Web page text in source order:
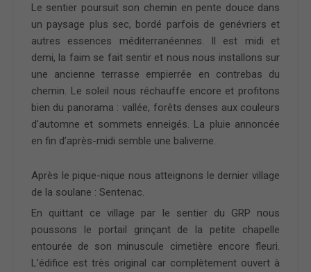
Le sentier poursuit son chemin en pente douce dans
un paysage plus sec, bordé parfois de genévriers et
autres essences méditerranéennes. Il est midi et
demi, la faim se fait sentir et nous nous installons sur
une ancienne terrasse empierrée en contrebas du
chemin. Le soleil nous réchauffe encore et profitons
bien du panorama : vallée, forêts denses aux couleurs
d’automne et sommets enneigés. La pluie annoncée
en fin d’après-midi semble une baliverne.
Après le pique-nique nous atteignons le dernier village
de la soulane : Sentenac.
En quittant ce village par le sentier du GRP nous
poussons le portail grinçant de la petite chapelle
entourée de son minuscule cimetière encore fleuri.
L’édifice est très original car complètement ouvert à